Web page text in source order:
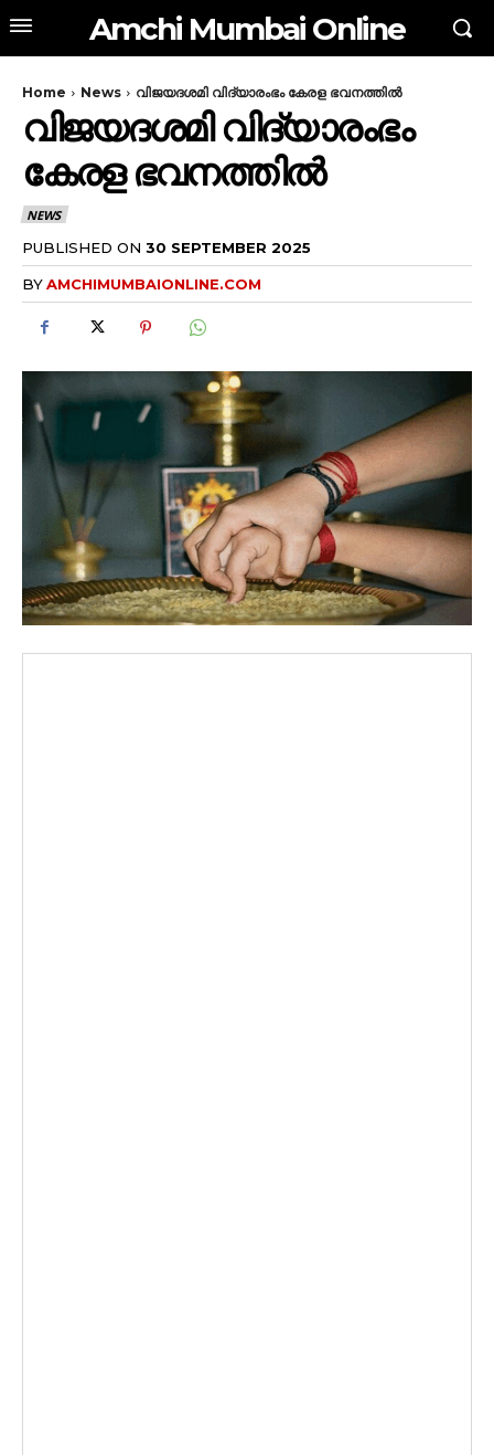
Amchi Mumbai Online
Home News വിജയദശമി വിദ്യാരംഭം കേരള ഭവനത്തിൽ
വിജയദശമി വിദ്യാരംഭം
കേരള ഭവനത്തിൽ
NEWS
PUBLISHED ON 30 SEPTEMBER 2025
BYAMCHIMUMBAIONLINE.COM